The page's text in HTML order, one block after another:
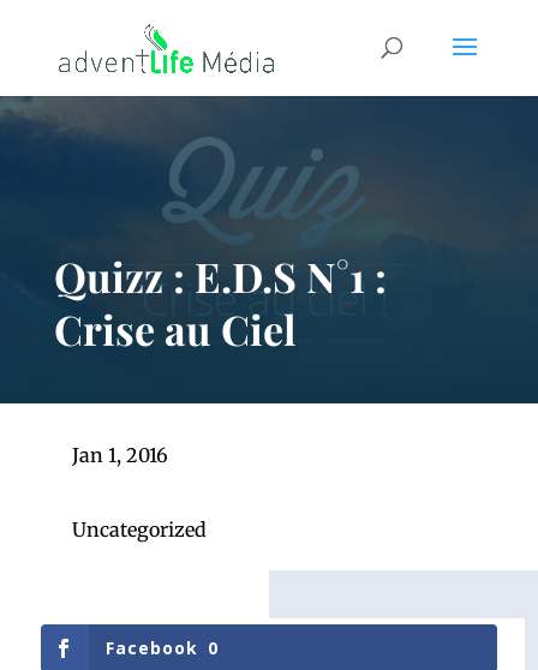
Quizz : E.D.S N°1 :
Crise au Ciel
Jan 1, 2016
Uncategorized
Facebook 0